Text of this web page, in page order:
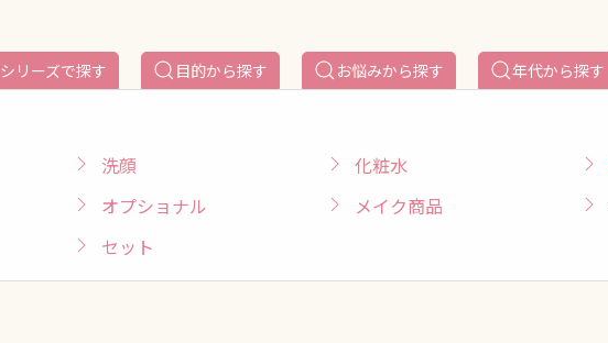
シリーズで探す 目的から探す お悩みから探す 年代から探す
洗顔 化粧水
オプショナル メイク商品
セット